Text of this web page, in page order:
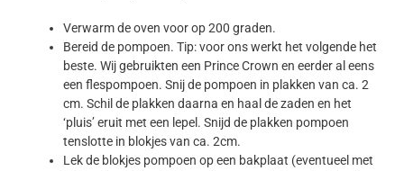
Verwarm de oven voor op 200 graden.
Bereid de pompoen. Tip: voor ons werkt het volgende het
beste. Wij gebruikten een Prince Crown en eerder al eens
een flespompoen. Snij de pompoen in plakken van ca. 2
cm. Schil de plakken daarna en haal de zaden en het
‘pluis’ eruit met een lepel. Snijd de plakken pompoen
tenslotte in blokjes van ca. 2cm.
Lek de blokjes pompoen op een bakplaat (eventueel met